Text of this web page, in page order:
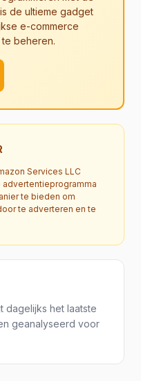
de ultieme gadget
e-commerce
beheren.
Services LLC
te bieden om
te adverteren en te
dagelijks het laatste
geanalyseerd voor